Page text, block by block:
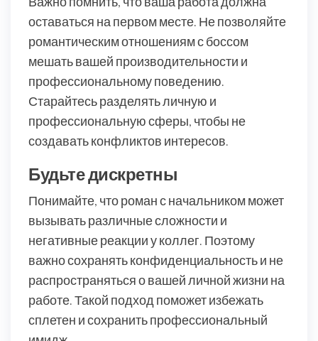
оставаться на первом месте. Не позволяйте
романтическим отношениям с боссом
мешать вашей производительности и
профессиональному поведению.
Старайтесь разделять личную и
профессиональную сферы, чтобы не
создавать конфликтов интересов.
Будьте дискретны
Понимайте, что роман с начальником может
вызывать различные сложности и
негативные реакции у коллег. Поэтому
важно сохранять конфиденциальность и не
распространяться о вашей личной жизни на
работе. Такой подход поможет избежать
сплетен и сохранить профессиональный